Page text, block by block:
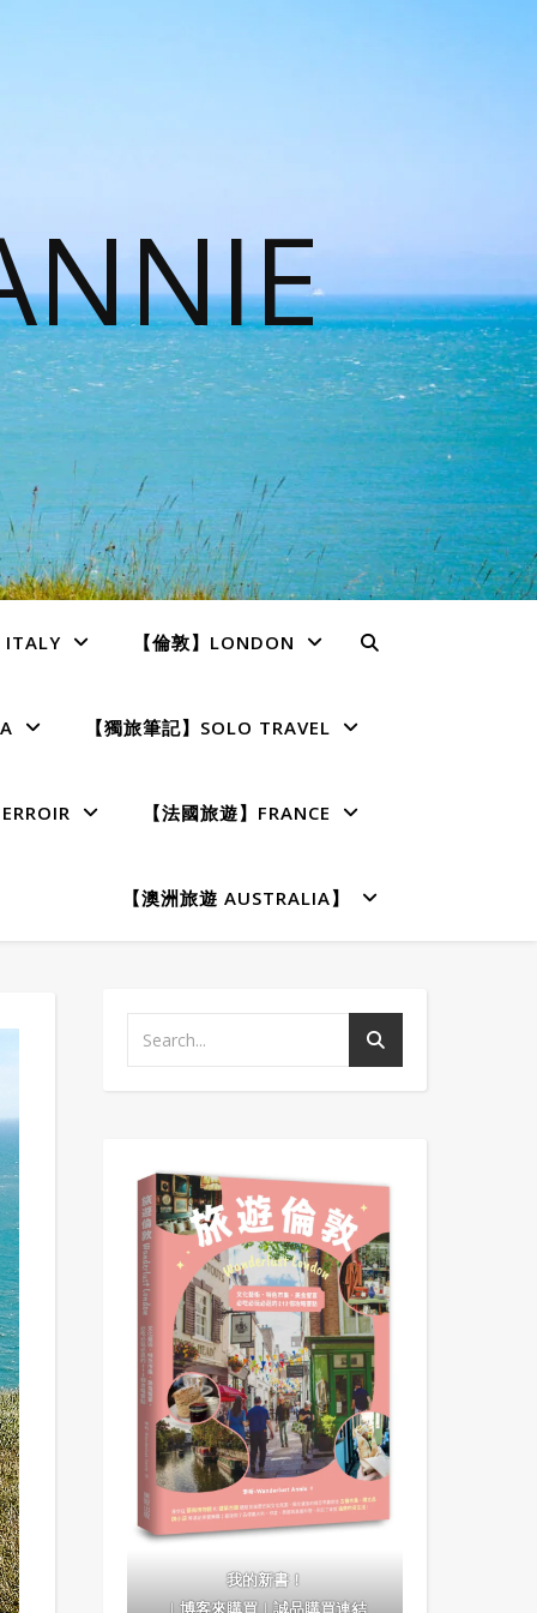
ITALY 【倫敦】LONDON
【獨旅筆記】SOLO TRAVEL
【法國旅遊】FRANCE
【澳洲旅遊 AUSTRALIA】
我的新書！
｜博客來購買｜誠品購買連結